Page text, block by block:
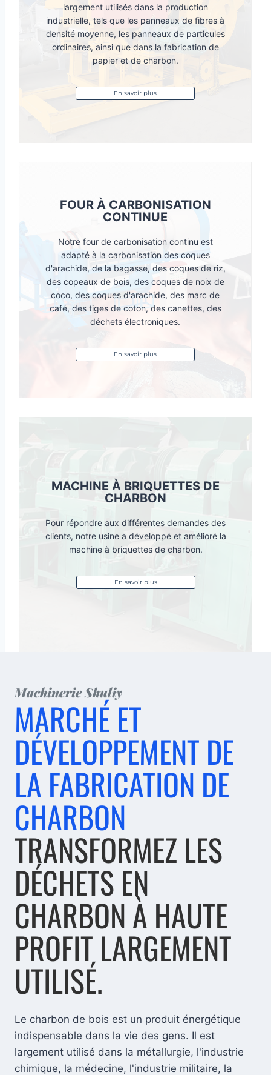
largement utilisés dans la production
industrielle, tels que les panneaux de fibres à
densité moyenne, les panneaux de particules
ordinaires, ainsi que dans la fabrication de
papier et de charbon.
En savoir plus
FOUR À CARBONISATION
CONTINUE
Notre four de carbonisation continu est
adapté à la carbonisation des coques
d'arachide, de la bagasse, des coques de riz,
des copeaux de bois, des coques de noix de
coco, des coques d'arachide, des marc de
café, des tiges de coton, des canettes, des
déchets électroniques.
En savoir plus
MACHINE À BRIQUETTES DE
CHARBON
Pour répondre aux différentes demandes des
clients, notre usine a développé et amélioré la
machine à briquettes de charbon.
En savoir plus
Machinerie Shuliy
MARCHÉ ET
DÉVELOPPEMENT DE
LA FABRICATION DE
CHARBON
TRANSFORMEZ LES
DÉCHETS EN
CHARBON À HAUTE
PROFIT LARGEMENT
UTILISÉ.
Le charbon de bois est un produit énergétique
indispensable dans la vie des gens. Il est
largement utilisé dans la métallurgie, l'industrie
chimique, la médecine, l'industrie militaire, la